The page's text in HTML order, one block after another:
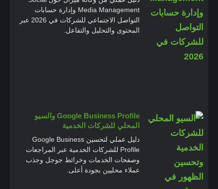
Media Management وإدارة حسابات
التواصل الاجتماعي للشركات في 2026 عبر
المحتوى والتحليل والتفاعل.
Google Business Profile والسيو
المحلي للشركات الخدمية
دليل عملي لتحسين Google Business
Profile للشركات الخدمية عبر المراجعات
وصفحات الخدمات وخرائط جوجل وجذب
عملاء محليين بجودة أعلى.